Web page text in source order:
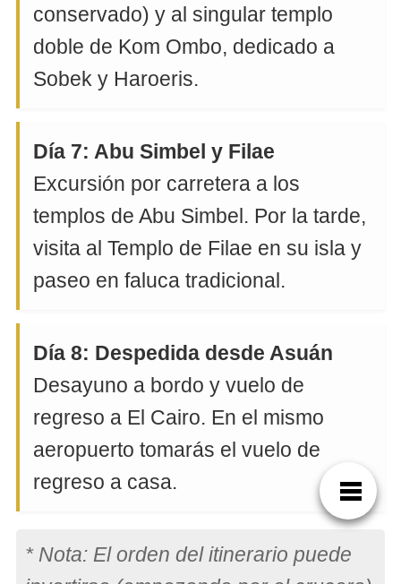
conservado) y al singular templo
doble de Kom Ombo, dedicado a
Sobek y Haroeris.
Día 7: Abu Simbel y Filae
Excursión por carretera a los
templos de Abu Simbel. Por la tarde,
visita al Templo de Filae en su isla y
paseo en faluca tradicional.
Día 8: Despedida desde Asuán
Desayuno a bordo y vuelo de
regreso a El Cairo. En el mismo
aeropuerto tomarás el vuelo de
regreso a casa.
* Nota: El orden del itinerario puede